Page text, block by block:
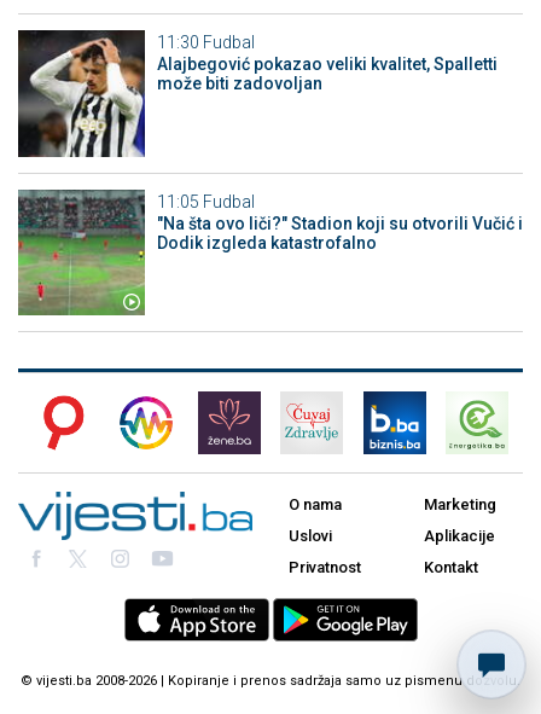
11:30 Fudbal
Alajbegović pokazao veliki kvalitet, Spalletti
može biti zadovoljan
11:05 Fudbal
"Na šta ovo liči?" Stadion koji su otvorili Vučić i
Dodik izgleda katastrofalno
O nama
Uslovi
Privatnost
Marketing
Aplikacije
Kontakt
© vijesti.ba 2008-2026 | Kopiranje i prenos sadržaja samo uz pismenu dozvolu.